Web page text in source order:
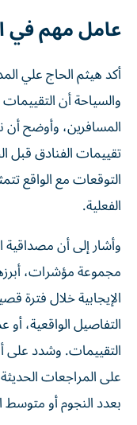
عامل مهم في
أكد هيثم الحاج علي
والسياحة أن
تقييمات الفنادق قبل
التوقعات مع الواقع
الفعلية.
وأشار إلى أن
مجموعة مؤشرات،
الإيجابية خلال فترة
التفاصيل الواقعية،
التقييمات. وشدد على
على المراجعات
بعدد النجوم أو متوسط